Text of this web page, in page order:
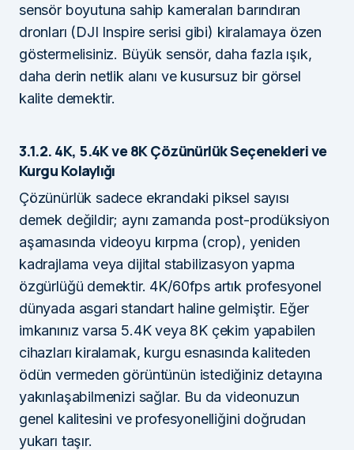
sensör boyutuna sahip kameraları barındıran
dronları (DJI Inspire serisi gibi) kiralamaya özen
göstermelisiniz. Büyük sensör, daha fazla ışık,
daha derin netlik alanı ve kusursuz bir görsel
kalite demektir.
3.1.2. 4K, 5.4K ve 8K Çözünürlük Seçenekleri ve
Kurgu Kolaylığı
Çözünürlük sadece ekrandaki piksel sayısı
demek değildir; aynı zamanda post-prodüksiyon
aşamasında videoyu kırpma (crop), yeniden
kadrajlama veya dijital stabilizasyon yapma
özgürlüğü demektir. 4K/60fps artık profesyonel
dünyada asgari standart haline gelmiştir. Eğer
imkanınız varsa 5.4K veya 8K çekim yapabilen
cihazları kiralamak, kurgu esnasında kaliteden
ödün vermeden görüntünün istediğiniz detayına
yakınlaşabilmenizi sağlar. Bu da videonuzun
genel kalitesini ve profesyonelliğini doğrudan
yukarı taşır.